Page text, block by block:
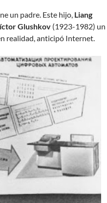
un padre. Este hijo, Liang
Glushkov (1923-1982) un
realidad, anticipó Internet.